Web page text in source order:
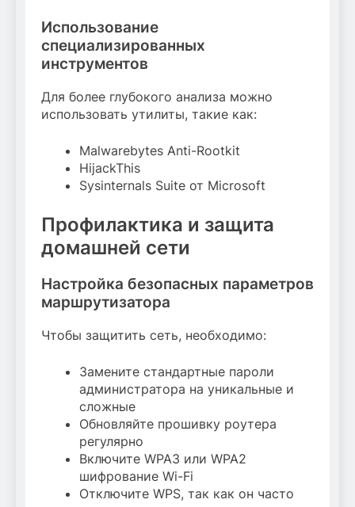
Использование
специализированных
инструментов
Для более глубокого анализа можно
использовать утилиты, такие как:
Malwarebytes Anti-Rootkit
HijackThis
Sysinternals Suite от Microsoft
Профилактика и защита
домашней сети
Настройка безопасных параметров
маршрутизатора
Чтобы защитить сеть, необходимо:
Замените стандартные пароли
администратора на уникальные и
сложные
Обновляйте прошивку роутера
регулярно
Включите WPA3 или WPA2
шифрование Wi-Fi
Отключите WPS, так как он часто